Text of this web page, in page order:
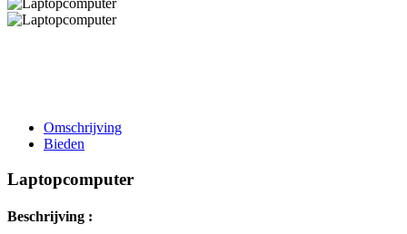
Omschrijving
Bieden
Laptopcomputer
Beschrijving :